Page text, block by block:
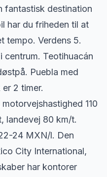
fantastisk destination
har du friheden til at
tempo. Verdens 5.
Teotihuacán
Puebla med
2 timer.
110
landevej 80 km/t.
24 MXN/l. Den
City International,
har kontorer